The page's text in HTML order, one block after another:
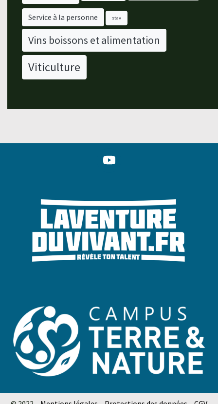
Service à la personne stav
Vins boissons et alimentation
Viticulture